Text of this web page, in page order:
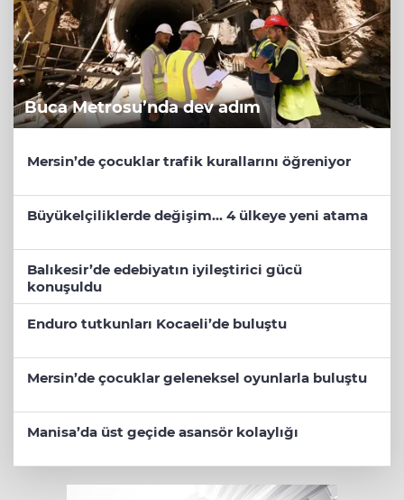
Buca Metrosu’nda dev adım
Mersin’de çocuklar trafik kurallarını öğreniyor
Büyükelçiliklerde değişim... 4 ülkeye yeni atama
Balıkesir’de edebiyatın iyileştirici gücü
konuşuldu
Enduro tutkunları Kocaeli’de buluştu
Mersin’de çocuklar geleneksel oyunlarla buluştu
Manisa’da üst geçide asansör kolaylığı